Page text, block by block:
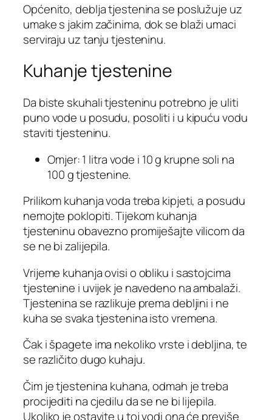
Općenito, deblja tjestenina se poslužuje uz
umake s jakim začinima, dok se blaži umaci
serviraju uz tanju tjesteninu.
Kuhanje tjestenine
Da biste skuhali tjesteninu potrebno je uliti
puno vode u posudu, posoliti i u kipuću vodu
staviti tjesteninu.
Omjer: 1 litra vode i 10 g krupne soli na
100 g tjestenine.
Prilikom kuhanja voda treba kipjeti, a posudu
nemojte poklopiti. Tijekom kuhanja
tjesteninu obavezno promiješajte vilicom da
se ne bi zalijepila.
Vrijeme kuhanja ovisi o obliku i sastojcima
tjestenine i uvijek je navedeno na ambalaži.
Tjestenina se razlikuje prema debljini i ne
kuha se svaka tjestenina isto vremena.
Čak i špagete ima nekoliko vrste i debljina, te
se različito dugo kuhaju.
Čim je tjestenina kuhana, odmah je treba
procijediti na cjedilu da se ne bi lijepila.
Ukoliko je ostavite u toj vodi ona će previše